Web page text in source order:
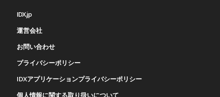
IDX.jp
運営会社
お問い合わせ
プライバシーポリシー
IDXアプリケーションプライバシーポリシー
個人情報に関する取り扱いについて